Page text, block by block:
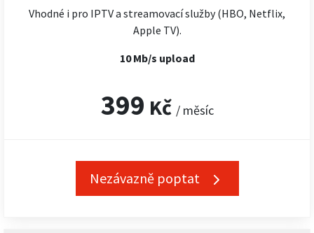
Vhodné i pro IPTV a streamovací služby (HBO, Netflix,
Apple TV).
10 Mb/s upload
399 Kč / měsíc
Nezávazně poptat